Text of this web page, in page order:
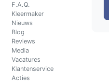
F.A.Q.
Kleermaker
Nieuws
Blog
Reviews
Media
Vacatures
Klantenservice
Acties